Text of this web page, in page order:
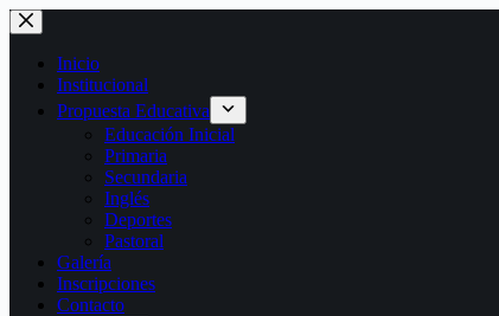
Saltar
al
contenido
Inicio
Institucional
Propuesta Educativa
Educación Inicial
Primaria
Secundaria
Inglés
Deportes
Pastoral
Galería
Inscripciones
Contacto